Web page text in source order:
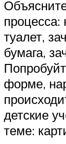
процесса:
туалет,
бумага,
форме,
детские
теме: